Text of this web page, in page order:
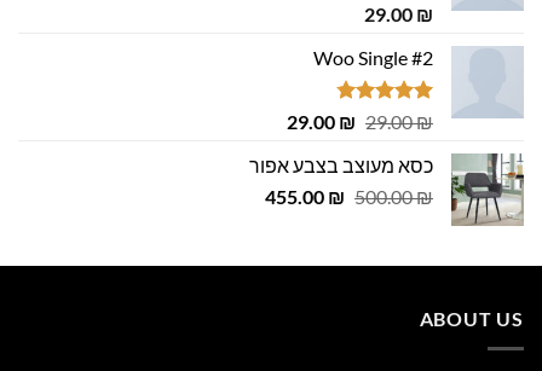
דורג5.00
29.00 ₪
Woo Single #2
דורג4.75
29.00₪
המחיר
היה:
29.00 ₪.
29.00 ₪
המחיר
הוא:
29.00 ₪.
כסא מעוצב בצבע אפור
500.00₪
המחיר
500.00 ₪.
455.00 ₪
המחיר
455.00 ₪.
ABOUT US